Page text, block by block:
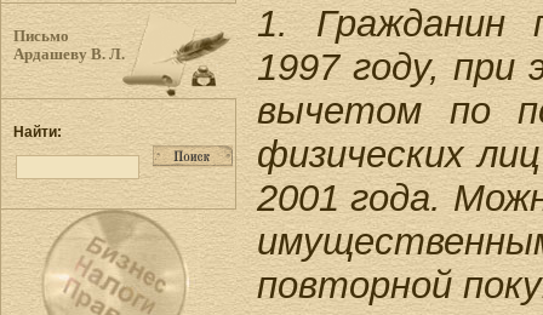
Письмо
Ардашеву В. Л.
Найти:
1. Гражданин
1997 году,
вычетом по
физических
2001 года.
повторной